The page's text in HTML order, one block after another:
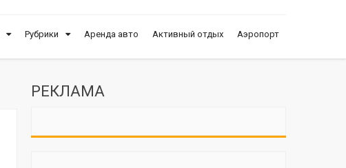
Рубрики Аренда авто Активный отдых Аэропорт
РЕКЛАМА